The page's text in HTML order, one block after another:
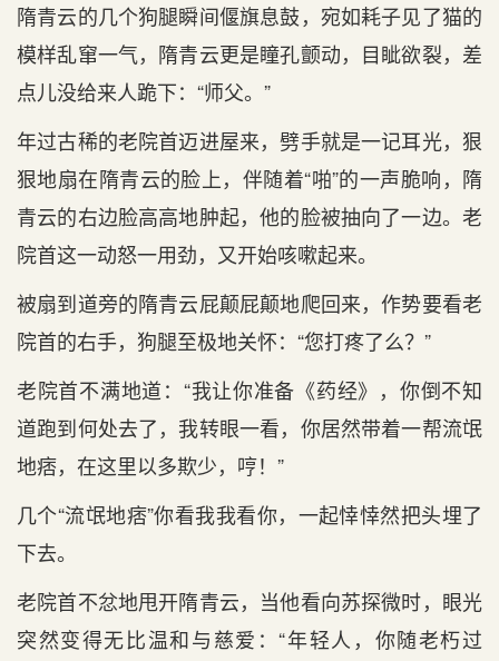
隋青云的几个狗腿瞬间偃旗息鼓，宛如耗子见了猫的
模样乱窜一气，隋青云更是瞳孔颤动，目眦欲裂，差
点儿没给来人跪下：“师父。”
年过古稀的老院首迈进屋来，劈手就是一记耳光，狠
狠地扇在隋青云的脸上，伴随着“啪”的一声脆响，隋
青云的右边脸高高地肿起，他的脸被抽向了一边。老
院首这一动怒一用劲，又开始咳嗽起来。
被扇到道旁的隋青云屁颠屁颠地爬回来，作势要看老
院首的右手，狗腿至极地关怀：“您打疼了么？”
老院首不满地道：“我让你准备《药经》，你倒不知
道跑到何处去了，我转眼一看，你居然带着一帮流氓
地痞，在这里以多欺少，哼！”
几个“流氓地痞”你看我我看你，一起悻悻然把头埋了
下去。
老院首不忿地甩开隋青云，当他看向苏探微时，眼光
突然变得无比温和与慈爱：“年轻人，你随老朽过